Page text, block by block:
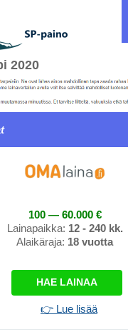
2020
100 — 60.000 €
Lainapaikka: 12 - 240 kk.
Alaikäraja: 18 vuotta
HAE LAINAA
👉 Lue lisää